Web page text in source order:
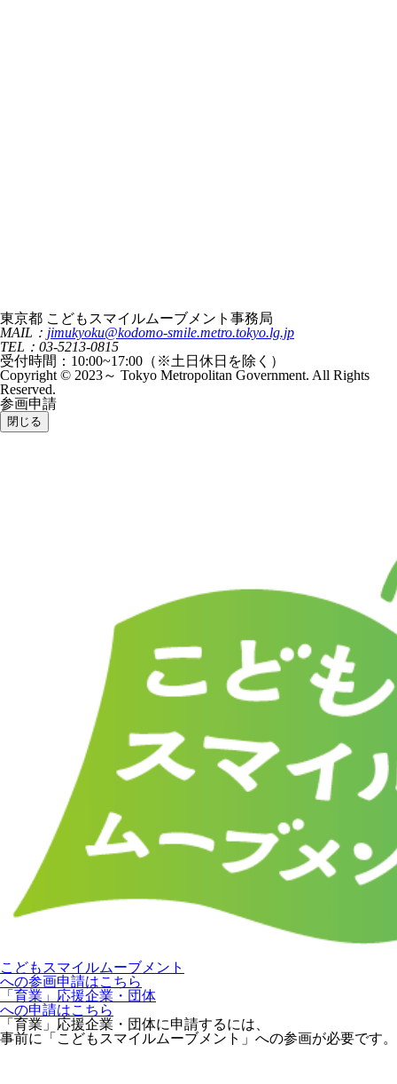
東京都 こどもスマイルムーブメント事務局
MAIL： jimukyoku@kodomo-smile.metro.tokyo.lg.jp
TEL：03-5213-0815
受付時間：10:00~17:00（※土日休日を除く）
Copyright © 2023～ Tokyo Metropolitan Government. All Rights
Reserved.
参画申請
閉じる
こどもスマイルムーブメント
への参画申請はこちら
「育業」応援企業・団体
への申請はこちら
「育業」応援企業・団体に申請するには、
事前に「こどもスマイルムーブメント」への参画が必要です。